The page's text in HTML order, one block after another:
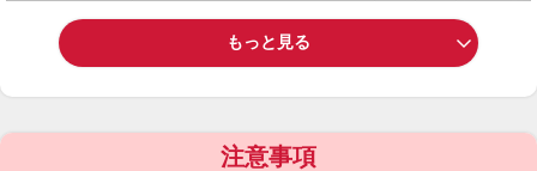
もっと見る
注意事項